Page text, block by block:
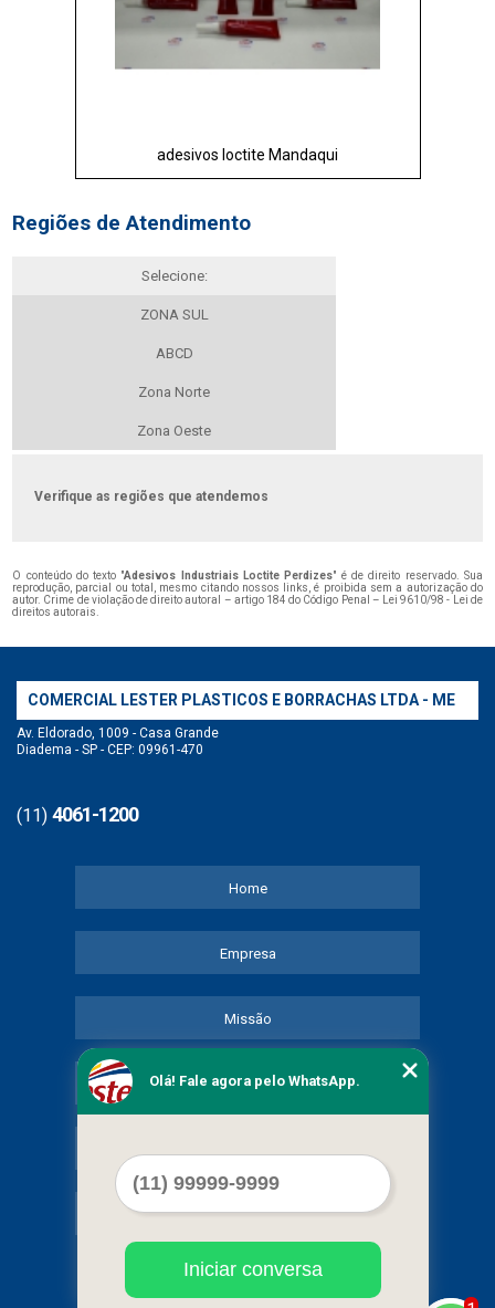
adesivos loctite Mandaqui
Regiões de Atendimento
Selecione:
ZONA SUL
ABCD
Zona Norte
Zona Oeste
Verifique as regiões que atendemos
O conteúdo do texto "Adesivos Industriais Loctite Perdizes" é de direito reservado. Sua
reprodução, parcial ou total, mesmo citando nossos links, é proibida sem a autorização do
autor. Crime de violação de direito autoral – artigo 184 do Código Penal –
Lei 9610/98 - Lei de
direitos autorais
COMERCIAL LESTER PLASTICOS E BORRACHAS LTDA - ME
Av. Eldorado, 1009 - Casa Grande
Diadema - SP - CEP: 09961-470
(11) 4061-1200
Home
Empresa
Missão
Serviços
Mapa do site
Olá! Fale agora pelo WhatsApp.
Iniciar conversa